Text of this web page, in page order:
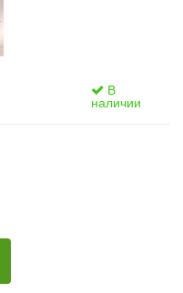
В
наличии